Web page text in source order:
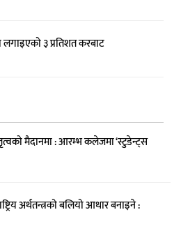
लगाइएको ३ प्रतिशत करबाट
मैदानमा : आरम्भ कलेजमा ‘स्टुडेन्ट्स
अर्थतन्त्रको बलियो आधार बनाइने :